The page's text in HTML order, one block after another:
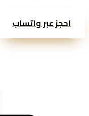
احجز عبر واتساب